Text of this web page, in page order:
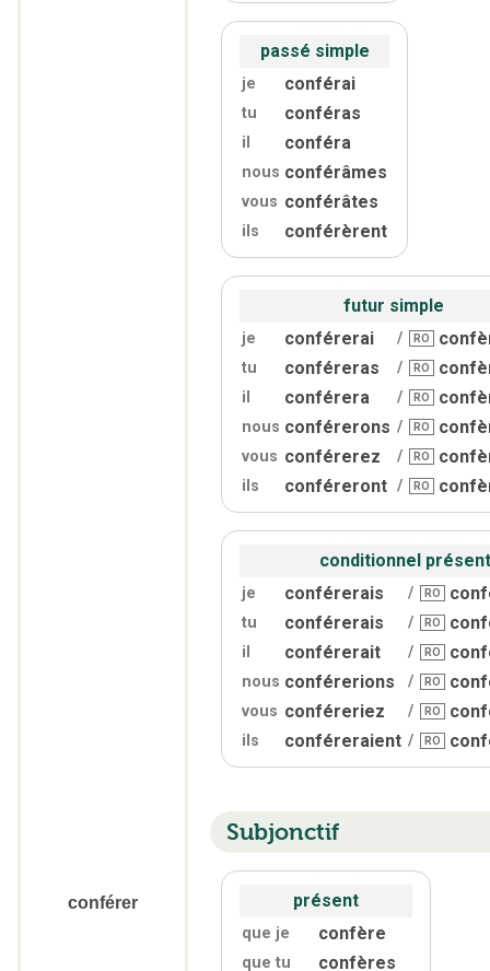
conférer
passé simple
je conférai
tu conféras
il conféra
nous conférâmes
vous conférâtes
ils conférèrent
futur simple
je conférerai / RO
tu conféreras / RO
il conférera / RO
nous conférerons / RO
vous conférerez / RO
ils conféreront / RO
conditionnel présent
je conférerais / RO
tu conférerais / RO
il conférerait / RO
nous conférerions / RO
vous conféreriez / RO
ils conféreraient / RO
Subjonctif
présent
que je confère
que tu confères